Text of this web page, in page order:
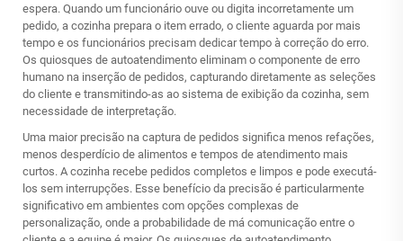
espera. Quando um funcionário ouve ou digita incorretamente um
pedido, a cozinha prepara o item errado, o cliente aguarda por mais
tempo e os funcionários precisam dedicar tempo à correção do erro.
Os quiosques de autoatendimento eliminam o componente de erro
humano na inserção de pedidos, capturando diretamente as seleções
do cliente e transmitindo-as ao sistema de exibição da cozinha, sem
necessidade de interpretação.
Uma maior precisão na captura de pedidos significa menos refações,
menos desperdício de alimentos e tempos de atendimento mais
curtos. A cozinha recebe pedidos completos e limpos e pode executá-
los sem interrupções. Esse benefício da precisão é particularmente
significativo em ambientes com opções complexas de
personalização, onde a probabilidade de má comunicação entre o